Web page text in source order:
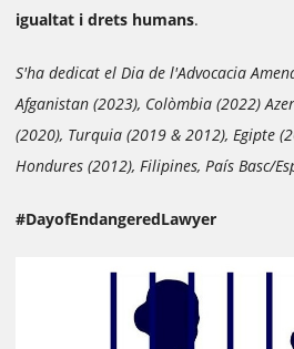
igualtat i drets humans.
S'ha dedicat el Dia de l'Advocacia
Afganistan (2023), Colòmbia (2022)
(2020), Turquia (2019 & 2012), Egipte
Hondures (2012), Filipines, País Basc/
#DayofEndangeredLawyer